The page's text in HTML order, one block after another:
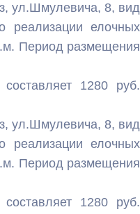
ул.Шмулевича, 8, вид
реализации елочных
Период размещения
1280 руб.
ул.Шмулевича, 8, вид
реализации елочных
Период размещения
1280 руб.